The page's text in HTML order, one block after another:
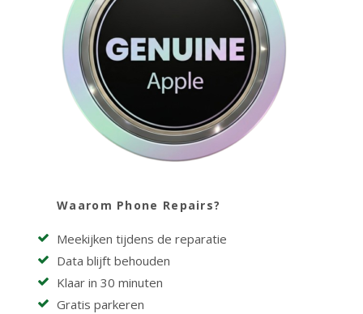
Waarom Phone Repairs?
Meekijken tijdens de reparatie
Data blijft behouden
Klaar in 30 minuten
Gratis parkeren